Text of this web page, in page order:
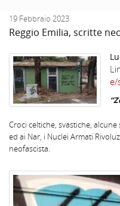
19 Febbraio 2023
Reggio Emilia, scritte
Croci celtiche, svastiche,
ed ai Nar, i Nuclei Armati
neofascista.